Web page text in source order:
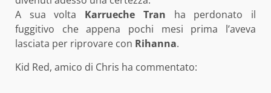
A sua volta Karrueche Tran ha perdonato il
fuggitivo che appena pochi mesi prima l’aveva
lasciata per riprovare con Rihanna.
Kid Red, amico di Chris ha commentato: